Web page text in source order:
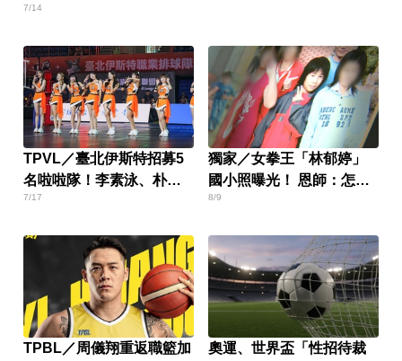
7/14
TPVL／臺北伊斯特招募5
名啦啦隊！李素泳、朴恩
惠領軍培訓
7/17
獨家／女拳王「林郁婷」
國小照曝光！ 恩師：怎麼
可能像男生
8/9
TPBL／周儀翔重返職籃加
奧運、世界盃「性招待裁